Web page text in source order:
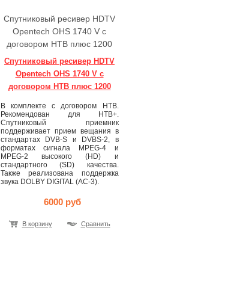
Спутниковый ресивер HDTV
Opentech OHS 1740 V с
договором НТВ плюс 1200
Спутниковый ресивер HDTV
Opentech OHS 1740 V с
договором НТВ плюс 1200
В комплекте с договором НТВ.
Рекомендован для НТВ+.
Спутниковый приемник
поддерживает прием вещания в
стандартах DVB-S и DVBS-2, в
форматах сигнала MPEG-4 и
MPEG-2 высокого (HD) и
стандартного (SD) качества.
Также реализована поддержка
звука DOLBY DIGITAL (AC-3).
6000 руб
В корзину Сравнить